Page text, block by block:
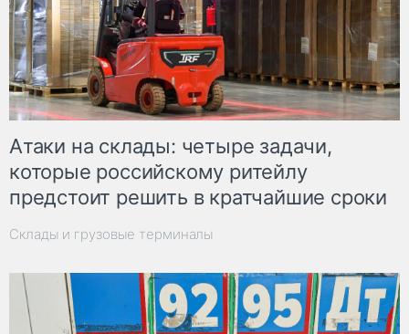
Атаки на склады: четыре задачи,
которые российскому ритейлу
предстоит решить в кратчайшие сроки
Склады и грузовые терминалы